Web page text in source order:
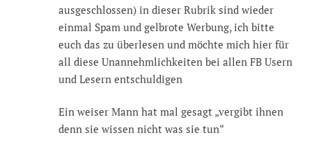
ausgeschlossen) in dieser Rubrik sind wieder
einmal Spam und gelbrote Werbung, ich bitte
euch das zu überlesen und möchte mich hier für
all diese Unannehmlichkeiten bei allen FB Usern
und Lesern entschuldigen
Ein weiser Mann hat mal gesagt „vergibt ihnen
denn sie wissen nicht was sie tun“